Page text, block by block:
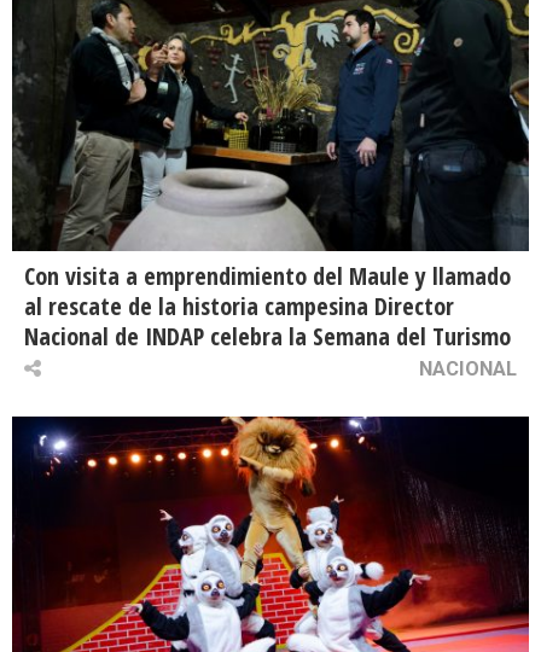
Con visita a emprendimiento del Maule y llamado
al rescate de la historia campesina Director
Nacional de INDAP celebra la Semana del Turismo
NACIONAL